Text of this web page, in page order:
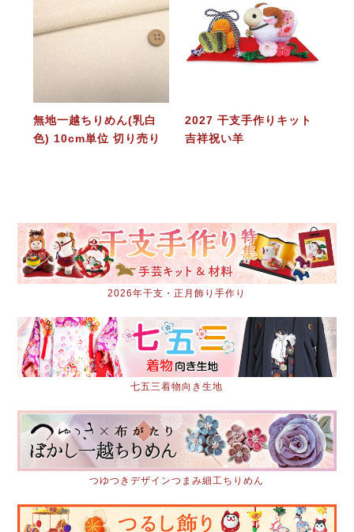
無地一越ちりめん(乳白
色) 10cm単位 切り売り
2027 干支手作りキット
吉祥祝い羊
2026年干支・正月飾り手作り
七五三着物向き生地
つゆつきデザインつまみ細工ちりめん